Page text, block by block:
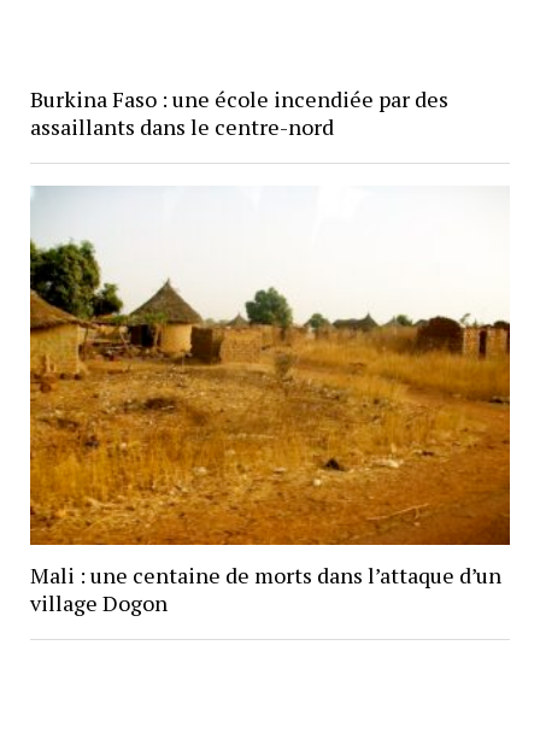
Burkina Faso : une école incendiée par des
assaillants dans le centre-nord
Mali : une centaine de morts dans l’attaque d’un
village Dogon